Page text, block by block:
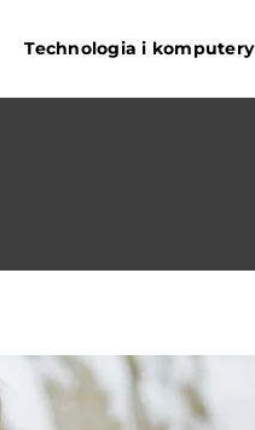
Technologia i komputery